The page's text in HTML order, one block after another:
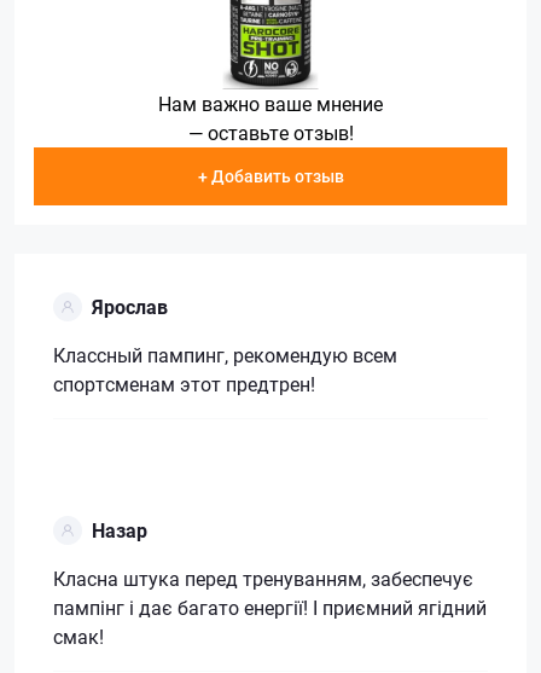
Нам важно ваше мнение
— оставьте отзыв!
+ Добавить отзыв
Ярослав
Классный пампинг, рекомендую всем
спортсменам этот предтрен!
Назар
Класна штука перед тренуванням, забеспечує
пампінг і дає багато енергії! І приємний ягідний
смак!